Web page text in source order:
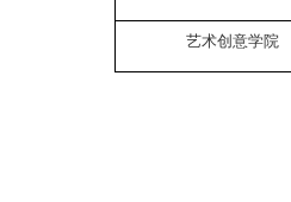
艺术创意学院